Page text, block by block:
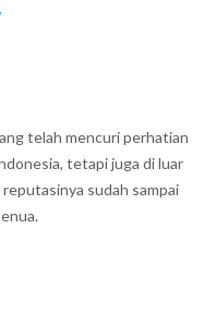
telah mencuri perhatian
tetapi juga di luar
sudah sampai